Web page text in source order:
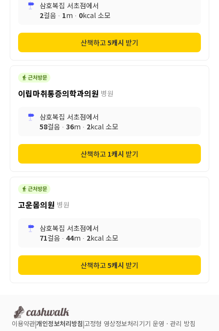
삼호복집 서초점에서
2걸음 ∙ 1m ∙ 0kcal 소모
산책하고5캐시 받기
이립마취통증의학과의원 병원
삼호복집 서초점에서
58걸음 ∙ 36m ∙ 2kcal 소모
산책하고 1캐시 받기
고운몸의원 병원
삼호복집 서초점에서
71걸음 ∙ 44m ∙ 2kcal 소모
산책하고5캐시 받기
이용약관개인정보처리방침 고정형 영상정보처리기기 운영ㆍ관리 방침